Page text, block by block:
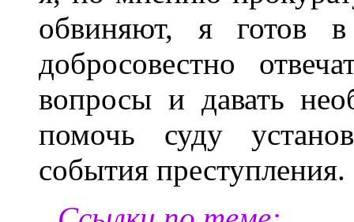
обвиняют, я готов в
добросовестно
вопросы и давать
помочь суду
события преступления.